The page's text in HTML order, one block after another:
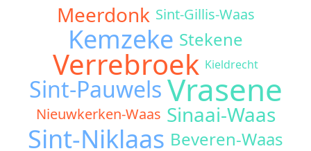
Meerdonk Sint-Gillis-Waas
Kemzeke Stekene
Verrebroek Kieldrecht
Sint-Pauwels Vrasene
Nieuwkerken-Waas Sinaai-Waas
Sint-Niklaas Beveren-Waas